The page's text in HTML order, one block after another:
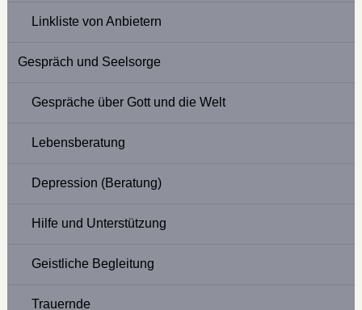
Linkliste von Anbietern
Gespräch und Seelsorge
Gespräche über Gott und die Welt
Lebensberatung
Depression (Beratung)
Hilfe und Unterstützung
Geistliche Begleitung
Trauernde